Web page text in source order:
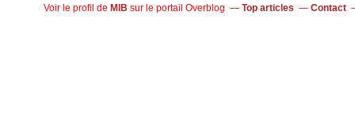
Voir le profil de MIB sur le portail Overblog Top articles Contact